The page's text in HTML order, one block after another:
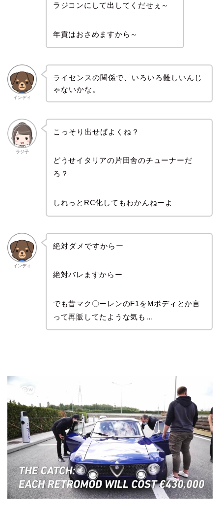
ラジコンにして出してくだせぇ～
年貢はおさめますから～
インディ
ライセンスの関係で、いろいろ難しいんじ
ゃないかな。
ラジ子
こっそり出せばよくね？
どうせイタリアの片田舎のチューナーだ
ろ？
しれっとRC化してもわかんねーよ
インディ
絶対ダメですからー
絶対バレますからー
でも昔マク〇ーレンのF1をMボディとか言
って再販してたような気も…